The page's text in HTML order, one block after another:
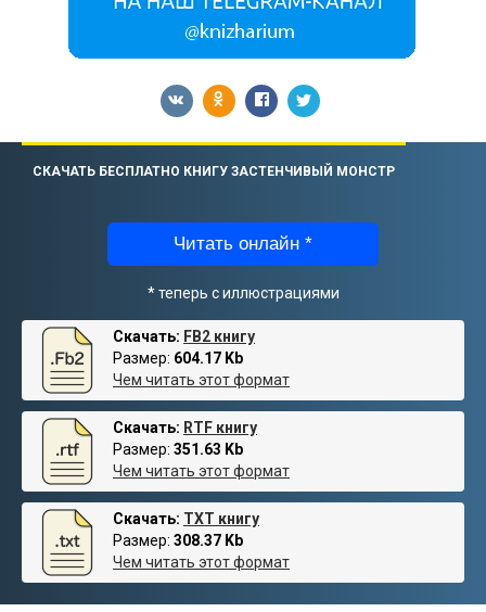
СКАЧАТЬ БЕСПЛАТНО КНИГУ ЗАСТЕНЧИВЫЙ МОНСТР
Читать онлайн *
* теперь с иллюстрациями
Скачать: FB2 книгу
Размер: 604.17 Kb
Чем читать этот формат
Скачать: RTF книгу
Размер: 351.63 Kb
Чем читать этот формат
Скачать: TXT книгу
Размер: 308.37 Kb
Чем читать этот формат